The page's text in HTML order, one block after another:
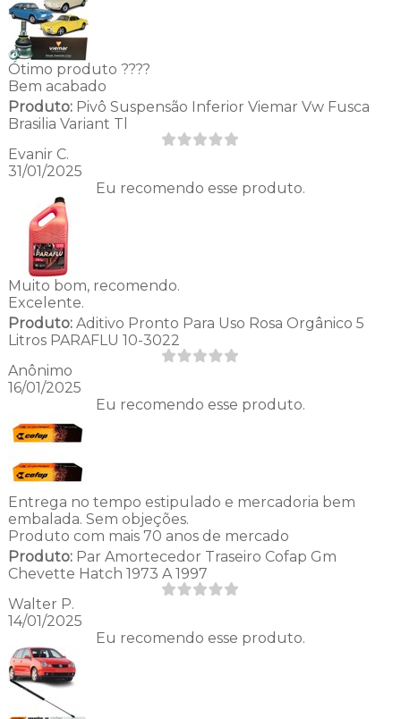
Ótimo produto ????
Bem acabado
Produto:Pivô Suspensão Inferior Viemar Vw Fusca
Brasilia Variant Tl
Evanir C.
31/01/2025
Eu recomendo esse produto.
Muito bom, recomendo.
Excelente.
Produto:Aditivo Pronto Para Uso Rosa Orgânico 5
Litros PARAFLU 10-3022
Anônimo
16/01/2025
Eu recomendo esse produto.
Entrega no tempo estipulado e mercadoria bem
embalada. Sem objeções.
Produto com mais 70 anos de mercado
Produto:Par Amortecedor Traseiro Cofap Gm
Chevette Hatch 1973 A 1997
Walter P.
14/01/2025
Eu recomendo esse produto.